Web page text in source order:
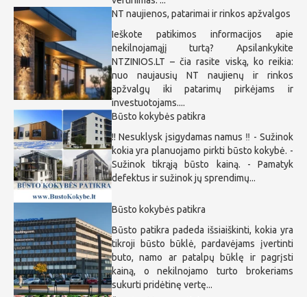
NT naujienos, patarimai ir rinkos apžvalgos
Ieškote patikimos informacijos apie
nekilnojamąjį turtą? Apsilankykite
NTZINIOS.LT – čia rasite viską, ko reikia:
nuo naujausių NT naujienų ir rinkos
apžvalgų iki patarimų pirkėjams ir
investuotojams....
Būsto kokybės patikra
!! Nesuklysk įsigydamas namus ‼ - Sužinok
kokia yra planuojamo pirkti būsto kokybė. -
Sužinok tikrąją būsto kainą. - Pamatyk
defektus ir sužinok jų sprendimų...
Būsto kokybės patikra
Būsto patikra padeda išsiaiškinti, kokia yra
tikroji būsto būklė, pardavėjams įvertinti
buto, namo ar patalpų būklę ir pagrįsti
kainą, o nekilnojamo turto brokeriams
sukurti pridėtinę vertę...